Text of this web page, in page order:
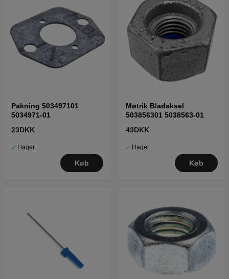
Pakning 503497101
5034971-01
23DKK
I lager
Køb
Møtrik Bladaksel
503856301 5038563-01
43DKK
I lager
Køb